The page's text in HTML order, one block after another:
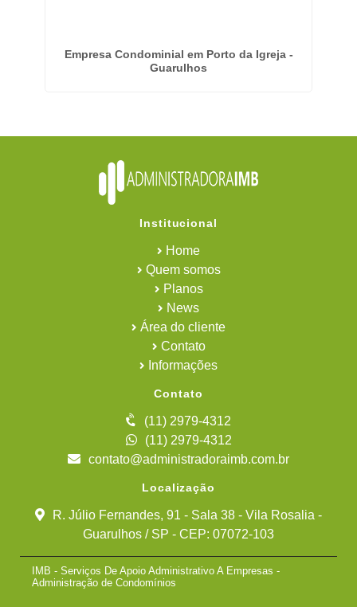
Empresa Condominial em Porto da Igreja -
Guarulhos
Institucional
Home
Quem somos
Planos
News
Área do cliente
Contato
Informações
Contato
(11) 2979-4312
(11) 2979-4312
contato@administradoraimb.com.br
Localização
R. Júlio Fernandes, 91 - Sala 38 - Vila Rosalia -
Guarulhos / SP - CEP: 07072-103
IMB - Serviços De Apoio Administrativo A Empresas -
Administração de Condomínios